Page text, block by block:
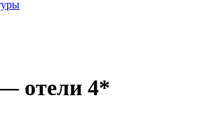
отели 4*